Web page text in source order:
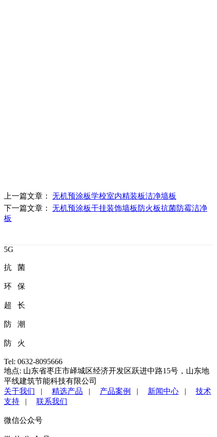
上一篇文章： 无机预涂板学校室内精装板洁净墙板
下一篇文章： 无机预涂板干挂装饰墙板防火板抗菌防霉洁净
板
5G
抗 菌
环 保
超 长
防 潮
防 火
Tel: 0632-8095666
地点: 山东省枣庄市峄城区经济开发区跃进中路15号，山东地
平线建筑节能科技有限公司
关于我们 | 精选产品 | 产品案例 | 新闻中心 | 技术
支持 | 联系我们
微信公众号